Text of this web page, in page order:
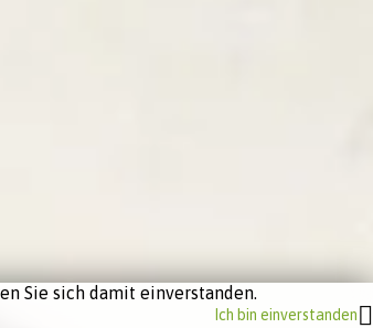
Sie sich damit einverstanden.
Ich bin einverstanden